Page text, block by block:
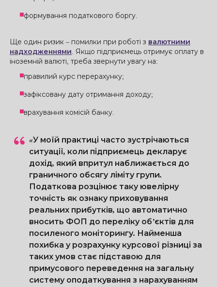
формування податкового боргу.
Ще один ризик – помилки при роботі з валютними
надходженнями. Якщо підприємець отримує оплату в
іноземній валюті, треба звернути увагу на:
правилий курс перерахунку;
зафіксовану дату отримання доходу;
врахування комісій банку.
«У моїй практиці часто зустрічаються
ситуації, коли підприємець декларує
дохід, який впритул наближається до
граничного обсягу ліміту групи.
Податкова розцінює таку ювелірну
точність як ознаку приховування
реальних прибутків, що автоматично
вносить ФОП до переліку об’єктів для
посиленого моніторингу. Найменша
похибка у розрахунку курсової різниці за
таких умов стає підставою для
примусового переведення на загальну
систему оподаткування з нарахуванням